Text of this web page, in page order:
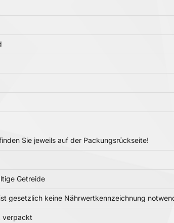
Sie jeweils auf der Packungsrückseite!
Getreide
gesetzlich keine Nährwertkennzeichnung
verpackt